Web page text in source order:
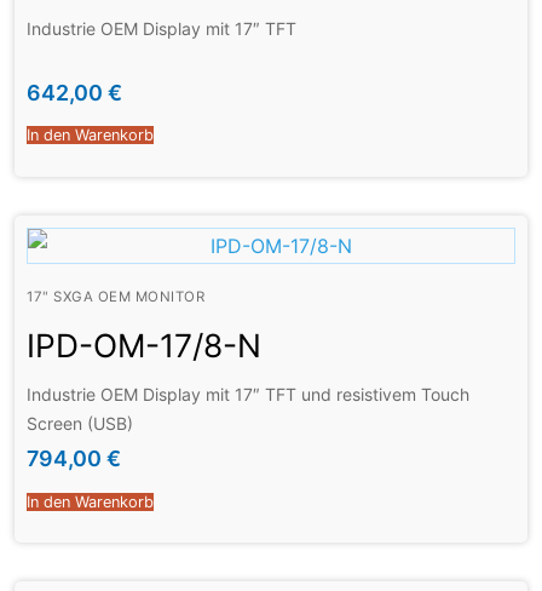
Industrie OEM Display mit 17″ TFT
642,00 €
In den Warenkorb
17" SXGA OEM MONITOR
IPD-OM-17/8-N
Industrie OEM Display mit 17″ TFT und resistivem Touch
Screen (USB)
794,00 €
In den Warenkorb